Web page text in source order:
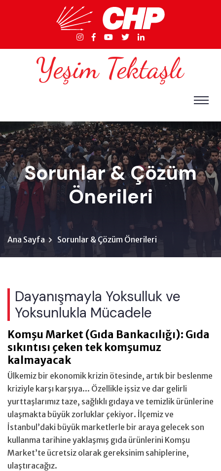
Sorunlar & Çözüm
Önerileri
Ana Sayfa Sorunlar & Çözüm Önerileri
Dayanışmayla Yoksulluk ve
Yoksunlukla Mücadele
Komşu Market (Gıda Bankacılığı): Gıda
sıkıntısı çeken tek komşumuz
kalmayacak
Ülkemiz bir ekonomik krizin ötesinde, artık bir beslenme
kriziyle karşı karşıya... Özellikle işsiz ve dar gelirli
yurttaşlarımız taze, sağlıklı gıdaya ve temizlik ürünlerine
ulaşmakta büyük zorluklar çekiyor. İlçemiz ve
İstanbul’daki büyük marketlerle bir araya gelecek son
kullanma tarihine yaklaşmış gıda ürünlerini Komşu
Market’te ücretsiz olarak gereksinim sahiplerine,
ulaştıracağız.